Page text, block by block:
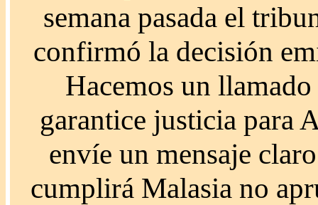
semana pasada el
confirmó la decisión
Hacemos un
garantice justicia para
envíe un mensaje
cumplirá Malasia no